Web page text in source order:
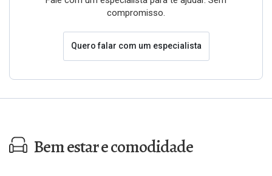
compromisso.
Quero falar com um especialista
Bem estar e comodidade